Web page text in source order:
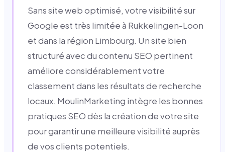
Sans site web optimisé, votre visibilité sur
Google est très limitée à Rukkelingen-Loon
et dans la région Limbourg. Un site bien
structuré avec du contenu SEO pertinent
améliore considérablement votre
classement dans les résultats de recherche
locaux. MoulinMarketing intègre les bonnes
pratiques SEO dès la création de votre site
pour garantir une meilleure visibilité auprès
de vos clients potentiels.